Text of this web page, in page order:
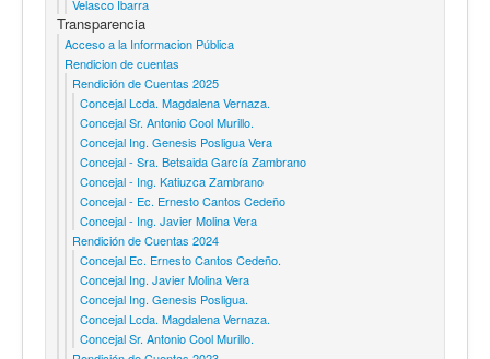
Velasco Ibarra
Transparencia
Acceso a la Informacion Pública
Rendicion de cuentas
Rendición de Cuentas 2025
Concejal Lcda. Magdalena Vernaza.
Concejal Sr. Antonio Cool Murillo.
Concejal Ing. Genesis Posligua Vera
Concejal - Sra. Betsaida García Zambrano
Concejal - Ing. Katiuzca Zambrano
Concejal - Ec. Ernesto Cantos Cedeño
Concejal - Ing. Javier Molina Vera
Rendición de Cuentas 2024
Concejal Ec. Ernesto Cantos Cedeño.
Concejal Ing. Javier Molina Vera
Concejal Ing. Genesis Posligua.
Concejal Lcda. Magdalena Vernaza.
Concejal Sr. Antonio Cool Murillo.